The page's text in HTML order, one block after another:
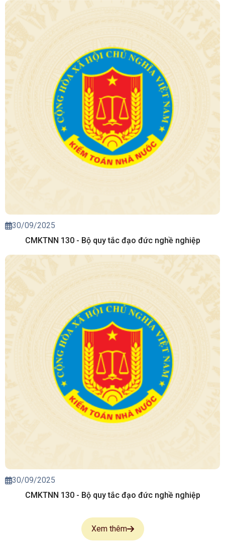
30/09/2025
CMKTNN 130 - Bộ quy tắc đạo đức nghề nghiệp
30/09/2025
CMKTNN 130 - Bộ quy tắc đạo đức nghề nghiệp
Xem thêm